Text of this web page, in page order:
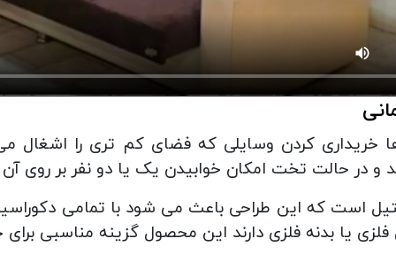
کردن وسایلی که فضای کم تری را اشغال
است که این طراحی باعث می شود با تمامی
یا بدنه فلزی دارند این محصول گزینه مناسبی